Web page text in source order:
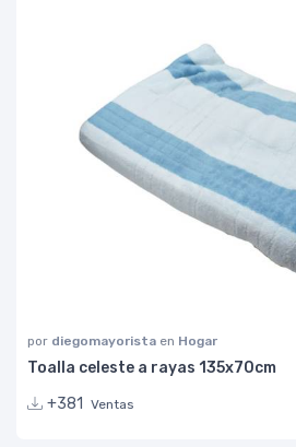
por diegomayorista en Hogar
Toalla celeste a rayas 135x70cm
+381
Ventas